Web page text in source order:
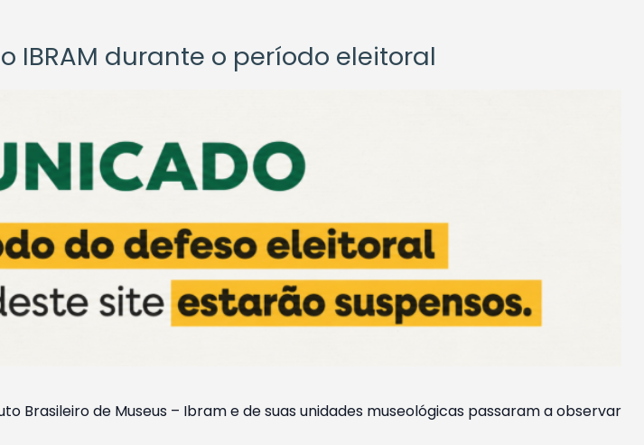
durante o período eleitoral
Brasileiro de Museus – Ibram e de suas unidades museológicas passaram a observar